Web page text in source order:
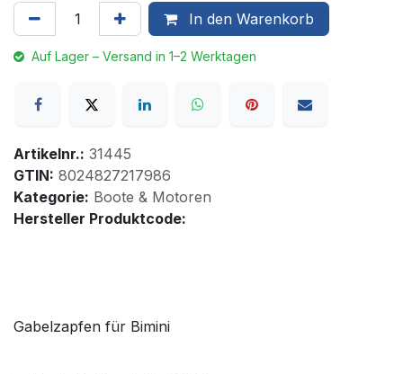
In den Warenkorb
Auf Lager – Versand in 1–2 Werktagen
Artikelnr.: 31445
GTIN: 8024827217986
Kategorie: Boote & Motoren
Hersteller Produktcode:
Gabelzapfen für Bimini